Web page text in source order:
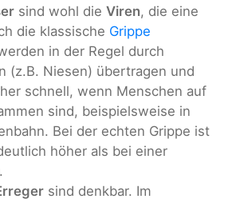
sind wohl die Viren, die eine
die klassische Grippe
in der Regel durch
(z.B. Niesen) übertragen und
schnell, wenn Menschen auf
sind, beispielsweise in
Bei der echten Grippe ist
höher als bei einer
sind denkbar. Im